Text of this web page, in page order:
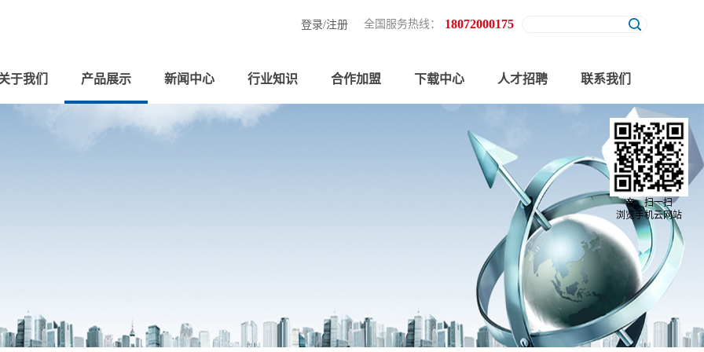
全国服务热线： 18072000175
登录/注册
于我们 产品展示 新闻中心 行业知识 合作加盟 下载中心 人才招聘 联系我们
亲，扫一扫
浏览手机云网站